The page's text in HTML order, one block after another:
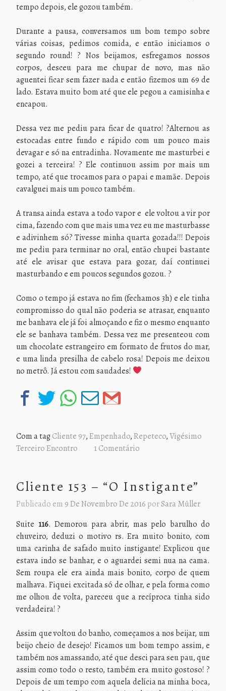
tempo depois, ele gozou também.
Durante a pausa, conversamos um bom tempo sobre
várias coisas, pedimos comida, e então iniciamos o
segundo round! ? Nos beijamos, esfregamos nossos
corpos, desceu para me chupar de novo, mas não
aguentei ficar sem fazer nada e então fizemos um 69 de
lado. Estava muito bom até que ele pegou a camisinha e
encapou.
Dessa vez me pediu para ficar de quatro! ?Alternou as
estocadas entre fundo e rápido com um pouco mais
devagar e só na entradinha. Novamente me masturbei e
gozei a terceira! ? Ele continuou assim por mais um
tempo, até que trocamos para o papai e mamãe. Depois
cavalguei mais um pouco também.
A transa ainda estava a todo vapor e ele voltou a vir por
cima, fazendo com que mais uma vez eu me masturbasse
e adivinhem só? Tivesse minha quarta gozada!!! Depois
me pediu para terminar no oral, então chupei bastante
até ele avisar que estava para gozar, daí continuei
masturbando e em poucos segundos gozou. ?
Como o tempo já estava no fim (fechamos 3h) e ele tinha
compromisso do qual não poderia se atrasar, enquanto
me banhava ele já foi almoçando e fiz o mesmo enquanto
ele se banhava também. Dessa vez me presenteou com
um chocolate estrangeiro em formato de frutos do mar,
e uma linda presilha de cabelo rosa! Depois me deixou
no metrô. Já estou com saudades!
Com a tagCliente 97,Empenhado,Repeteco,Vigésimo
Terceiro Encontro
1 Comentário
Cliente 153 – “O Instigante”
Publicado em 9 De Novembro De 2016 porSara Müller
Suite 116. Demorou para abrir, mas pelo barulho do
chuveiro, deduzi o motivo rs. Era muito bonito, com
uma carinha de safado muito instigante! Explicou que
estava indo se banhar, e o aguardei semi nua na cama.
Sem roupa ele era ainda mais bonito, corpo de quem
malhava. Fiquei excitada só de olhar, e pela forma como
me olhou de volta, pareceu que a recíproca tinha sido
verdadeira! ?
Assim que voltou do banho, começamos a nos beijar, um
beijo cheio de desejo! Ficamos um bom tempo assim, e
também nos amassando, até que desci para seu pau, que
assim como todo o resto, também era muito gostoso! ?
Depois de um tempo com aquela delícia na minha boca,